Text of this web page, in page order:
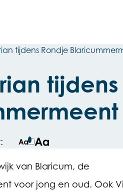
tijdens Rondje
Normale tekstgrote
Grotere tekstgrote
van Blaricum, de
voor jong en oud. Ook